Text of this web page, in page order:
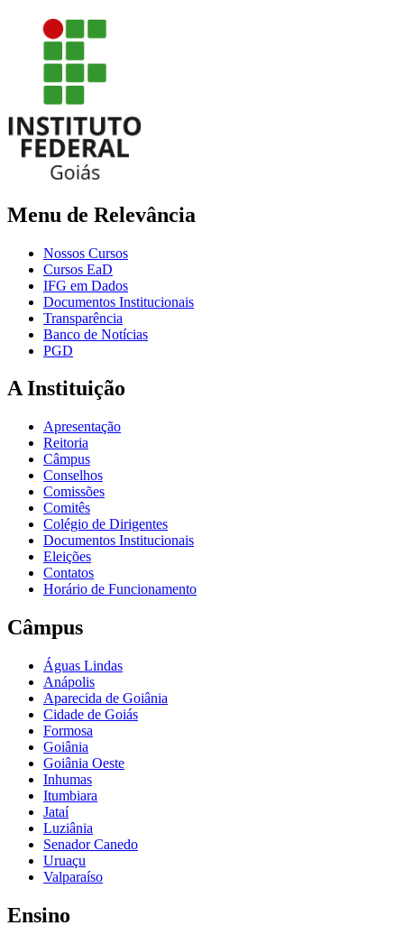
Menu de Relevância
Nossos Cursos
Cursos EaD
IFG em Dados
Documentos Institucionais
Transparência
Banco de Notícias
PGD
A Instituição
Apresentação
Reitoria
Câmpus
Conselhos
Comissões
Comitês
Colégio de Dirigentes
Documentos Institucionais
Eleições
Contatos
Horário de Funcionamento
Câmpus
Águas Lindas
Anápolis
Aparecida de Goiânia
Cidade de Goiás
Formosa
Goiânia
Goiânia Oeste
Inhumas
Itumbiara
Jataí
Luziânia
Senador Canedo
Uruaçu
Valparaíso
Ensino